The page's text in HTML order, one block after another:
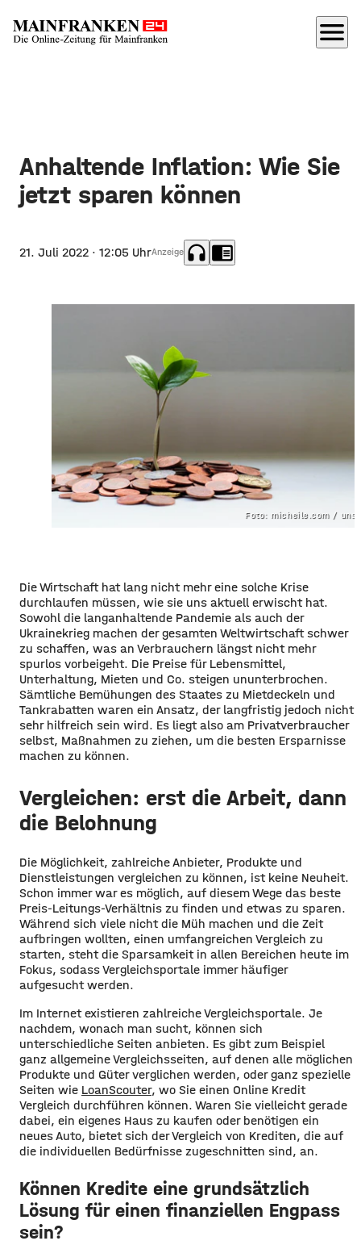
menu
Anhaltende Inflation: Wie Sie
jetzt sparen können
21. Juli 2022 · 12:05 UhrAnzeige headphones chrome_reader_mode
Foto: micheile.com /
Die Wirtschaft hat lang nicht mehr eine solche Krise
durchlaufen müssen, wie sie uns aktuell erwischt hat.
Sowohl die langanhaltende Pandemie als auch der
Ukrainekrieg machen der gesamten Weltwirtschaft schwer
zu schaffen, was an Verbrauchern längst nicht mehr
spurlos vorbeigeht. Die Preise für Lebensmittel,
Unterhaltung, Mieten und Co. steigen ununterbrochen.
Sämtliche Bemühungen des Staates zu Mietdeckeln und
Tankrabatten waren ein Ansatz, der langfristig jedoch nicht
sehr hilfreich sein wird. Es liegt also am Privatverbraucher
selbst, Maßnahmen zu ziehen, um die besten Ersparnisse
machen zu können.
Vergleichen: erst die Arbeit, dann
die Belohnung
Die Möglichkeit, zahlreiche Anbieter, Produkte und
Dienstleistungen vergleichen zu können, ist keine Neuheit.
Schon immer war es möglich, auf diesem Wege das beste
Preis-Leitungs-Verhältnis zu finden und etwas zu sparen.
Während sich viele nicht die Müh machen und die Zeit
aufbringen wollten, einen umfangreichen Vergleich zu
starten, steht die Sparsamkeit in allen Bereichen heute im
Fokus, sodass Vergleichsportale immer häufiger
aufgesucht werden.
Im Internet existieren zahlreiche Vergleichsportale. Je
nachdem, wonach man sucht, können sich
unterschiedliche Seiten anbieten. Es gibt zum Beispiel
ganz allgemeine Vergleichsseiten, auf denen alle möglichen
Produkte und Güter verglichen werden, oder ganz spezielle
Seiten wie LoanScouter, wo Sie einen Online Kredit
Vergleich durchführen können. Waren Sie vielleicht gerade
dabei, ein eigenes Haus zu kaufen oder benötigen ein
neues Auto, bietet sich der Vergleich von Krediten, die auf
die individuellen Bedürfnisse zugeschnitten sind, an.
Können Kredite eine grundsätzlich
Lösung für einen finanziellen Engpass
sein?